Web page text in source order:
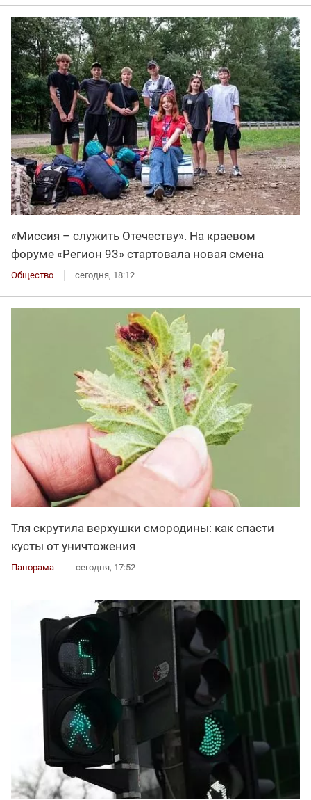
«Миссия – служить Отечеству». На краевом
форуме «Регион 93» стартовала новая смена
Общество сегодня, 18:12
Тля скрутила верхушки смородины: как спасти
кусты от уничтожения
Панорама сегодня, 17:52